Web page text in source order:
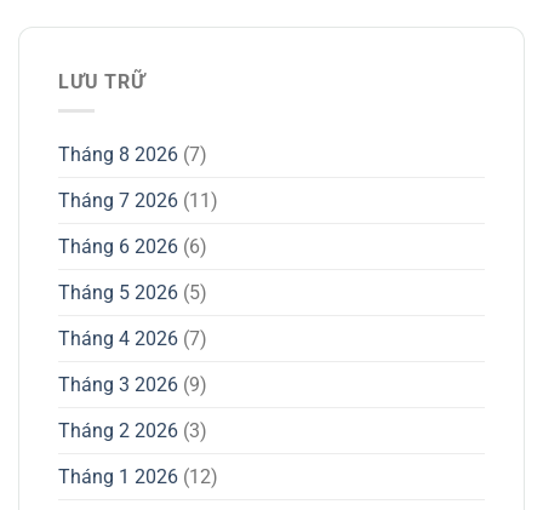
LƯU TRỮ
Tháng 8 2026 (7)
Tháng 7 2026 (11)
Tháng 6 2026 (6)
Tháng 5 2026 (5)
Tháng 4 2026 (7)
Tháng 3 2026 (9)
Tháng 2 2026 (3)
Tháng 1 2026 (12)